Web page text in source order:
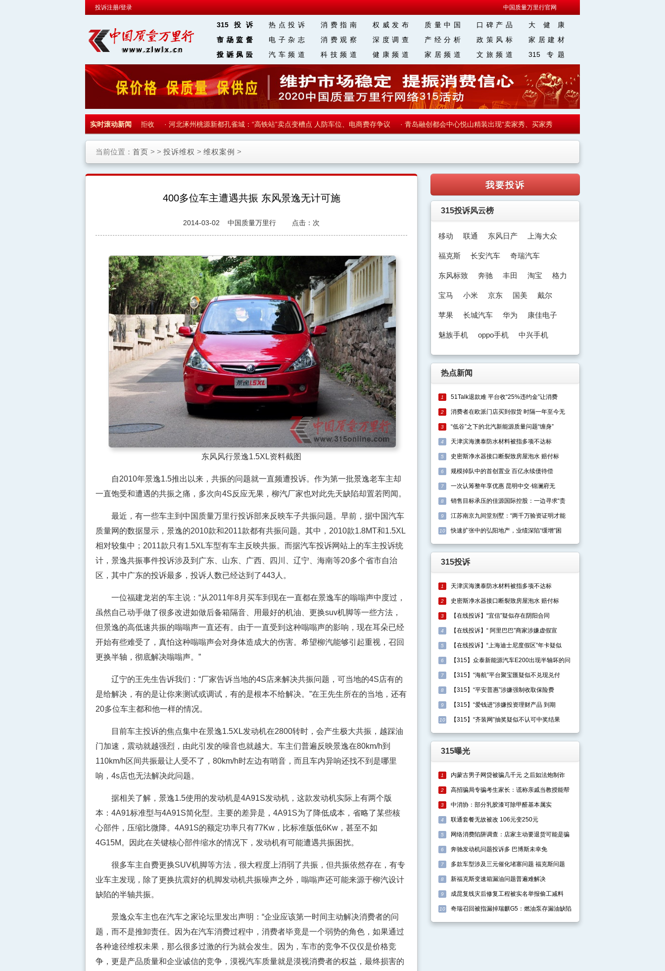
投诉注册/登录 中国质量万里行官网
315投诉 热点投诉 消费指南 权威发布 质量中国 口碑产品
大 健 康
食品安全
市场监督 电子杂志 消费观察 深度调查 产经分析 政策风标
家居建材
金融保险
投诉风云 汽车频道 科技频道 健康频道 家居频道 文旅频道
315 专题
区 块 链
实时滚动新闻
天津融创御园通知收房 700多名业主集体拒收 · 河北涿州桃源新都孔雀城：“高铁站”卖点变槽点 人防车位、电商费存争议 · 青岛融创都会中心悦山精装出现“卖家秀、买家秀”引投诉
当前位置： 首页 > > 投诉维权 > 维权案例 >
400多位车主遭遇共振 东风景逸无计可施
2014-03-02 中国质量万里行 点击： 次
东风风行景逸1.5XL资料截图
自2010年景逸1.5推出以来，共振的问题就一直频遭投诉。作为第一批景逸老车主却
一直饱受和遭遇的共振之痛，多次向4S反应无果，柳汽厂家也对此先天缺陷却置若罔闻。
最近，有一些车主到中国质量万里行投诉部来反映车子共振问题。早前，据中国汽车
质量网的数据显示，景逸的2010款和2011款都有共振问题。其中，2010款1.8MT和1.5XL
相对较集中；2011款只有1.5XL车型有车主反映共振。而据汽车投诉网站上的车主投诉统
计，景逸共振事件投诉涉及到广东、山东、广西、四川、辽宁、海南等20多个省市自治
区，其中广东的投诉最多，投诉人数已经达到了443人。
一位福建龙岩的车主说：“从2011年8月买车到现在一直都在景逸车的嗡嗡声中度过，
虽然自己动手做了很多改进如做后备箱隔音、用最好的机油、更换suv机脚等一些方法，
但景逸的高低速共振的嗡嗡声一直还有。由于一直受到这种嗡嗡声的影响，现在耳朵已经
开始有些难受了，真怕这种嗡嗡声会对身体造成大的伤害。希望柳汽能够引起重视，召回
更换半轴，彻底解决嗡嗡声。”
辽宁的王先生告诉我们：“厂家告诉当地的4S店来解决共振问题，可当地的4S店有的
是给解决，有的是让你来测试或调试，有的是根本不给解决。”在王先生所在的当地，还有
20多位车主都和他一样的情况。
目前车主投诉的焦点集中在景逸1.5XL发动机在2800转时，会产生极大共振，越踩油
门加速，震动就越强烈，由此引发的噪音也就越大。车主们普遍反映景逸在80km/h到
110km/h区间共振最让人受不了，80km/h时左边有哨音，而且车内异响还找不到是哪里
响，4s店也无法解决此问题。
据相关了解，景逸1.5使用的发动机是4A91S发动机，这款发动机实际上有两个版
本：4A91标准型与4A91S简化型。主要的差异是，4A91S为了降低成本，省略了某些核
心部件，压缩比微降。4A91S的额定功率只有77Kw，比标准版低6Kw，甚至不如
4G15M。因此在关键核心部件缩水的情况下，发动机有可能遭遇共振困扰。
很多车主自费更换SUV机脚等方法，很大程度上消弱了共振，但共振依然存在，有专
业车主发现，除了更换抗震好的机脚发动机共振噪声之外，嗡嗡声还可能来源于柳汽设计
缺陷的半轴共振。
景逸众车主也在汽车之家论坛里发出声明：“企业应该第一时间主动解决消费者的问
题，而不是推卸责任。因为在汽车消费过程中，消费者毕竟是一个弱势的角色，如果通过
各种途径维权未果，那么很多过激的行为就会发生。因为，车市的竞争不仅仅是价格竞
争，更是产品质量和企业诚信的竞争，漠视汽车质量就是漠视消费者的权益，最终损害的
我要投诉
315投诉风云榜
移动 联通 东风日产 上海大众
福克斯 长安汽车 奇瑞汽车
东风标致 奔驰 丰田 淘宝 格力
宝马 小米 京东 国美 戴尔
苹果 长城汽车 华为 康佳电子
魅族手机 oppo手机 中兴手机
奥迪
热点新闻
1 51Talk退款难 平台收“25%违约金”让消费
2 消费者在欧派门店买到假货 时隔一年至今无
3 “低谷”之下的北汽新能源质量问题“缠身”
4 天津滨海澳泰防水材料被指多项不达标
5 史密斯净水器接口断裂致房屋泡水 赔付标
6 规模掉队中的首创置业 百亿永续债待偿
7 一次认筹整年享优惠 昆明中交·锦澜府无
8 销售目标承压的佳源国际控股：一边寻求“贵
9 江苏南京九间堂别墅：“两千万验资证明才能
10 快速扩张中的弘阳地产，业绩深陷“缓增”困
315投诉
1 天津滨海澳泰防水材料被指多项不达标
2 史密斯净水器接口断裂致房屋泡水 赔付标
3 【在线投诉】“宜信”疑似存在阴阳合同
4 【在线投诉】“ 阿里巴巴”商家涉嫌虚假宣
5 【在线投诉】“上海迪士尼度假区”年卡疑似
6 【315】众泰新能源汽车E200出现半轴坏的问
7 【315】“海航”平台聚宝匯疑似不兑现兑付
8 【315】“平安普惠”涉嫌强制收取保险费
9 【315】“爱钱进”涉嫌投资理财产品 到期
10 【315】“齐装网”抽奖疑似不认可中奖结果
315曝光
1 内蒙古男子网贷被骗几千元 之后如法炮制诈
2 高招骗局专骗考生家长：谎称亲戚当教授能帮
3 中消协：部分乳胶漆可除甲醛基本属实
4 联通套餐无故被改 106元变250元
5 网络消费陷阱调查：店家主动要退货可能是骗
6 奔驰发动机问题投诉多 巴博斯未幸免
7 多款车型涉及三元催化堵塞问题 福克斯问题
8 新福克斯变速箱漏油问题普遍难解决
9 成昆复线灾后修复工程被实名举报偷工减料
10 奇瑞召回被指漏掉瑞麒G5：燃油泵存漏油缺陷